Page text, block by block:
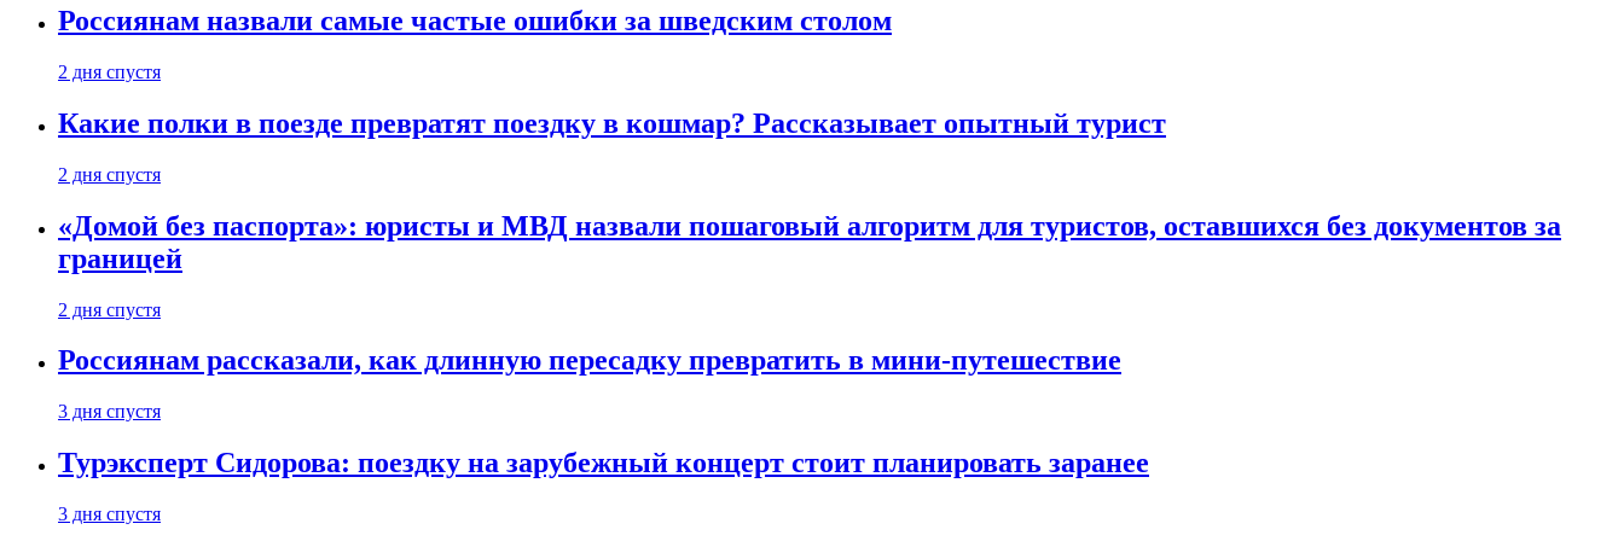
Россиянам назвали самые частые ошибки за шведским столом
2 дня спустя
Какие полки в поезде превратят поездку в кошмар? Рассказывает опытный турист
2 дня спустя
«Домой без паспорта»: юристы и МВД назвали пошаговый алгоритм для туристов, оставшихся без документов за
границей
2 дня спустя
Россиянам рассказали, как длинную пересадку превратить в мини-путешествие
3 дня спустя
Турэксперт Сидорова: поездку на зарубежный концерт стоит планировать заранее
3 дня спустя